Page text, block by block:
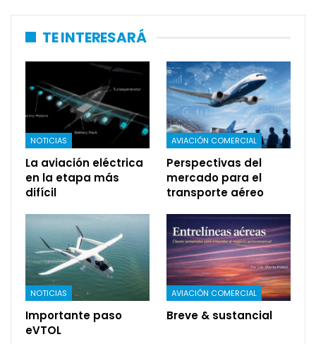
TE INTERESARÁ
NOTICIAS
La aviación eléctrica
en la etapa más
difícil
AVIACIÓN COMERCIAL
Perspectivas del
mercado para el
transporte aéreo
NOTICIAS
Importante paso
eVTOL
AVIACIÓN COMERCIAL
Breve & sustancial